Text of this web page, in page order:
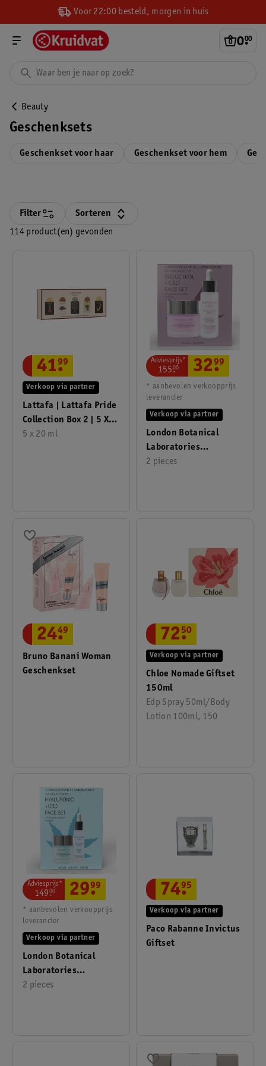
Voor 22:00 besteld, morgen in huis
0.
00
Beauty
Geschenksets
Geschenkset voor haar Geschenkset voor hem
114 product(en) gevonden
Filter Sorteren
Lattafa | Lattafa Pride
Collection Box 2 | 5 X
20 Ml
5 x 20 ml
Verkoop via partner
41.
99
London Botanical
Laboratories
Bakuchiol + Cbd
2 pieces
Verkoop via partner
Adviesprijs*
155.
00 32.
99
* aanbevolen verkoopprijs
leverancier
Bruno Banani Woman
Geschenkset
24.
49
Chloe Nomade Giftset
150ml
Edp Spray 50ml/Body
Lotion 100ml, 150
Verkoop via partner
72.
50
London Botanical
Laboratories
Hyaluronzuur + Cbd
2 pieces
Verkoop via partner
Adviesprijs*
149.
00 29.
99
* aanbevolen verkoopprijs
leverancier
Paco Rabanne Invictus
Giftset
Verkoop via partner
74.
95